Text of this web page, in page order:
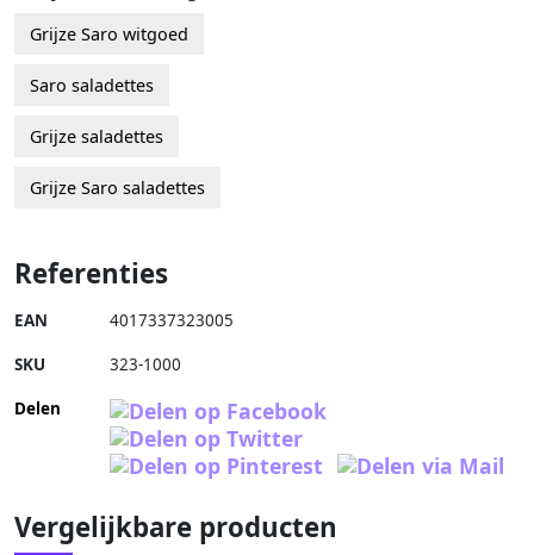
Grijze Saro witgoed
Saro saladettes
Grijze saladettes
Grijze Saro saladettes
Referenties
EAN 4017337323005
SKU 323-1000
Delen
Vergelijkbare producten